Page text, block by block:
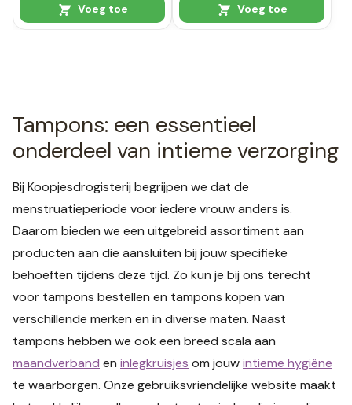
Voeg toe Voeg toe
Tampons: een essentieel
onderdeel van intieme verzorging
Bij Koopjesdrogisterij begrijpen we dat de
menstruatieperiode voor iedere vrouw anders is.
Daarom bieden we een uitgebreid assortiment aan
producten aan die aansluiten bij jouw specifieke
behoeften tijdens deze tijd. Zo kun je bij ons terecht
voor tampons bestellen en tampons kopen van
verschillende merken en in diverse maten. Naast
tampons hebben we ook een breed scala aan
maandverband en inlegkruisjes om jouwintieme hygiëne
te waarborgen. Onze gebruiksvriendelijke website maakt